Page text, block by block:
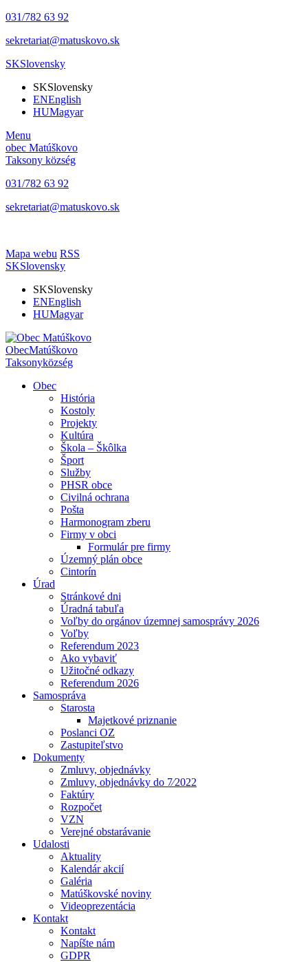
031/782 63 92
sekretariat@matuskovo.sk
SKSlovensky
SKSlovensky
ENEnglish
HUMagyar
Menu
obec Matúškovo
Taksony község
031/782 63 92
sekretariat@matuskovo.sk
Mapa webu RSS
SKSlovensky
SKSlovensky
ENEnglish
HUMagyar
ObecMatúškovo
Taksonyközség
Obec
História
Kostoly
Projekty
Kultúra
Škola – Škôlka
Šport
Služby
PHSR obce
Civilná ochrana
Pošta
Harmonogram zberu
Firmy v obci
Formulár pre firmy
Územný plán obce
Cintorín
Úrad
Stránkové dni
Úradná tabuľa
Voľby do orgánov územnej samosprávy 2026
Voľby
Referendum 2023
Ako vybaviť
Užitočné odkazy
Referendum 2026
Samospráva
Starosta
Majetkové priznanie
Poslanci OZ
Zastupiteľstvo
Dokumenty
Zmluvy, objednávky
Zmluvy, objednávky do 7⁄2022
Faktúry
Rozpočet
VZN
Verejné obstarávanie
Udalosti
Aktuality
Kalendár akcií
Galéria
Matúškovské noviny
Videoprezentácia
Kontakt
Kontakt
Napíšte nám
GDPR